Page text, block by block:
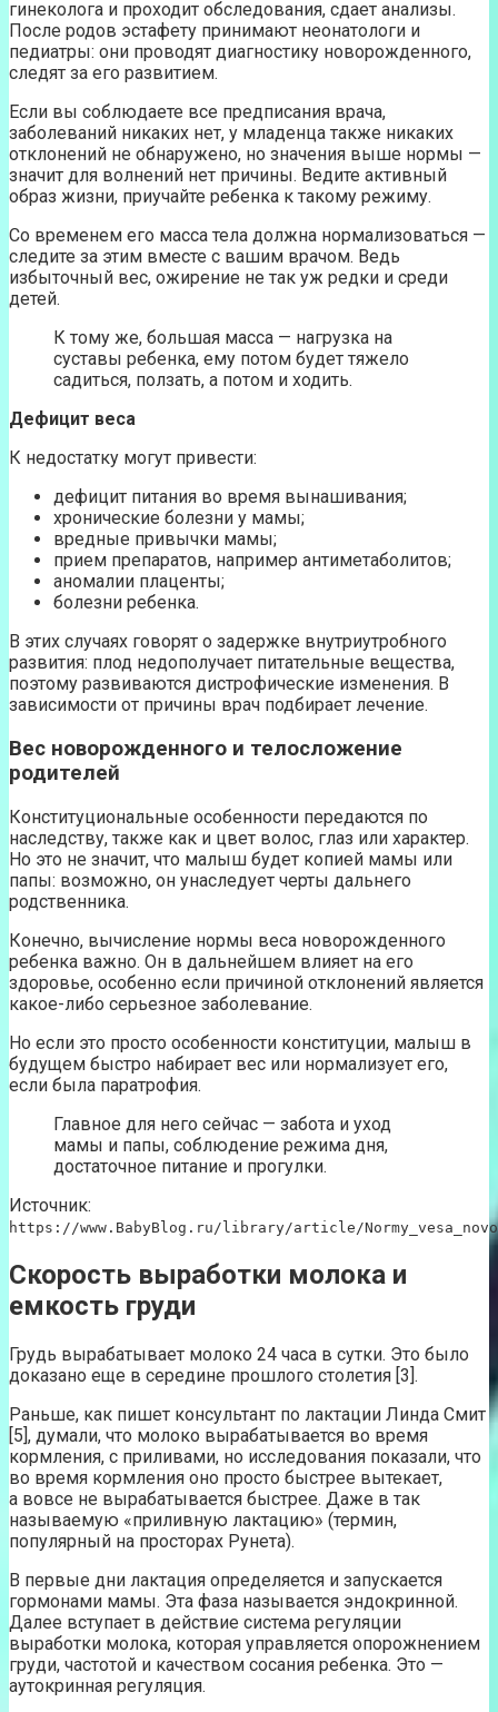
гинеколога и проходит обследования, сдает анализы.
После родов эстафету принимают неонатологи и
педиатры: они проводят диагностику новорожденного,
следят за его развитием.
Если вы соблюдаете все предписания врача,
заболеваний никаких нет, у младенца также никаких
отклонений не обнаружено, но значения выше нормы —
значит для волнений нет причины. Ведите активный
образ жизни, приучайте ребенка к такому режиму.
Со временем его масса тела должна нормализоваться —
следите за этим вместе с вашим врачом. Ведь
избыточный вес, ожирение не так уж редки и среди
детей.
К тому же, большая масса — нагрузка на
суставы ребенка, ему потом будет тяжело
садиться, ползать, а потом и ходить.
Дефицит веса
К недостатку могут привести:
дефицит питания во время вынашивания;
хронические болезни у мамы;
вредные привычки мамы;
прием препаратов, например антиметаболитов;
аномалии плаценты;
болезни ребенка.
В этих случаях говорят о задержке внутриутробного
развития: плод недополучает питательные вещества,
поэтому развиваются дистрофические изменения. В
зависимости от причины врач подбирает лечение.
Вес новорожденного и телосложение
родителей
Конституциональные особенности передаются по
наследству, также как и цвет волос, глаз или характер.
Но это не значит, что малыш будет копией мамы или
папы: возможно, он унаследует черты дальнего
родственника.
Конечно, вычисление нормы веса новорожденного
ребенка важно. Он в дальнейшем влияет на его
здоровье, особенно если причиной отклонений является
какое-либо серьезное заболевание.
Но если это просто особенности конституции, малыш в
будущем быстро набирает вес или нормализует его,
если была паратрофия.
Главное для него сейчас — забота и уход
мамы и папы, соблюдение режима дня,
достаточное питание и прогулки.
Источник:
https://www.BabyBlog.ru/library/article/
Скорость выработки молока и
емкость груди
Грудь вырабатывает молоко 24 часа в сутки. Это было
доказано еще в середине прошлого столетия [3].
Раньше, как пишет консультант по лактации Линда Смит
[5], думали, что молоко вырабатывается во время
кормления, с приливами, но исследования показали, что
во время кормления оно просто быстрее вытекает,
а вовсе не вырабатывается быстрее. Даже в так
называемую «приливную лактацию» (термин,
популярный на просторах Рунета).
В первые дни лактация определяется и запускается
гормонами мамы. Эта фаза называется эндокринной.
Далее вступает в действие система регуляции
выработки молока, которая управляется опорожнением
груди, частотой и качеством сосания ребенка. Это —
аутокринная регуляция.